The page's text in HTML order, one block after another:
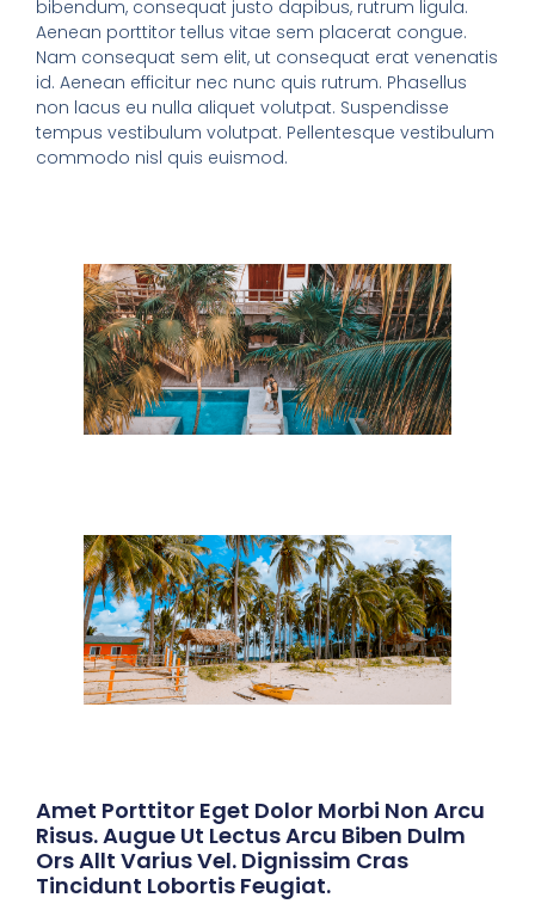
bibendum, consequat justo dapibus, rutrum ligula.
Aenean porttitor tellus vitae sem placerat congue.
Nam consequat sem elit, ut consequat erat venenatis
id. Aenean efficitur nec nunc quis rutrum. Phasellus
non lacus eu nulla aliquet volutpat. Suspendisse
tempus vestibulum volutpat. Pellentesque vestibulum
commodo nisl quis euismod.
Amet Porttitor Eget Dolor Morbi Non Arcu
Risus. Augue Ut Lectus Arcu Biben Dulm
Ors Allt Varius Vel. Dignissim Cras
Tincidunt Lobortis Feugiat.